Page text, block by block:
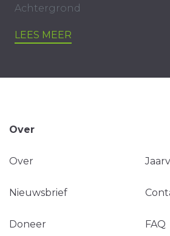
Achtergrond
LEES MEER
Over
Over
Nieuwsbrief
Doneer FAQ